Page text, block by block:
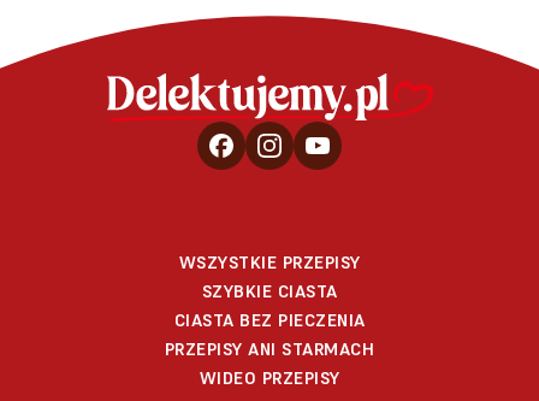
WSZYSTKIE PRZEPISY
SZYBKIE CIASTA
CIASTA BEZ PIECZENIA
PRZEPISY ANI STARMACH
WIDEO PRZEPISY